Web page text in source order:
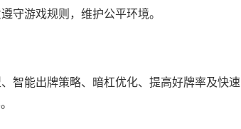
守游戏规则，维护公平环境。
智能出牌策略、暗杠优化、提高好牌率及快速